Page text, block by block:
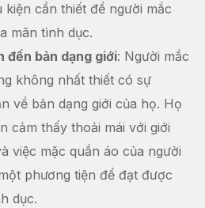
kiện cần thiết để người mắc
mãn tình dục.
đến bản dạng giới: Người mắc
không nhất thiết có sự
về bản dạng giới của họ. Họ
cảm thấy thoải mái với giới
việc mặc quần áo của người
phương tiện để đạt được
dục.